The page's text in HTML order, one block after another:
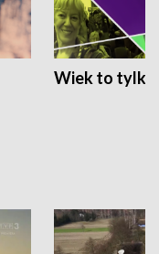
Wiek to tylko